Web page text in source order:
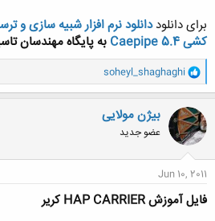
برای دانلوددانلود نرم افزار شبیه سازی و
کشی Caepipe 5.4
به پایگاه مهندسان
و
ا
ک
ن
ش
ه
ا
soheyl_shaghaghi
بیژن مولایی
عضو جدید
Jun 10, 2011
فایل آموزش HAP CARRIER کریر